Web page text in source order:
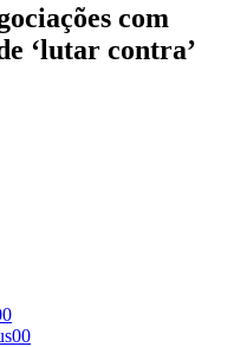
com
‘lutar contra’
00